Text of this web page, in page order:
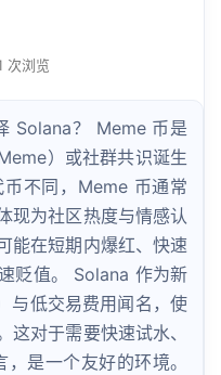
次浏览
Solana？ Meme 币是
）或社群共识诞生
不同，Meme 币通常
现为社区热度与情感认
能在短期内爆红、快速
贬值。 Solana 作为新
与低交易费用闻名，使
对于需要快速试水、
是一个友好的环境。